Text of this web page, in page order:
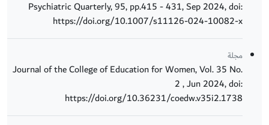
Psychiatric Quarterly, 95, pp.415 - 431, Sep 2024, doi:
https://doi.org/10.1007/s11126-024-10082-x
مجلة
Journal of the College of Education for Women, Vol. 35 No.
2 , Jun 2024, doi:
https://doi.org/10.36231/coedw.v35i2.1738